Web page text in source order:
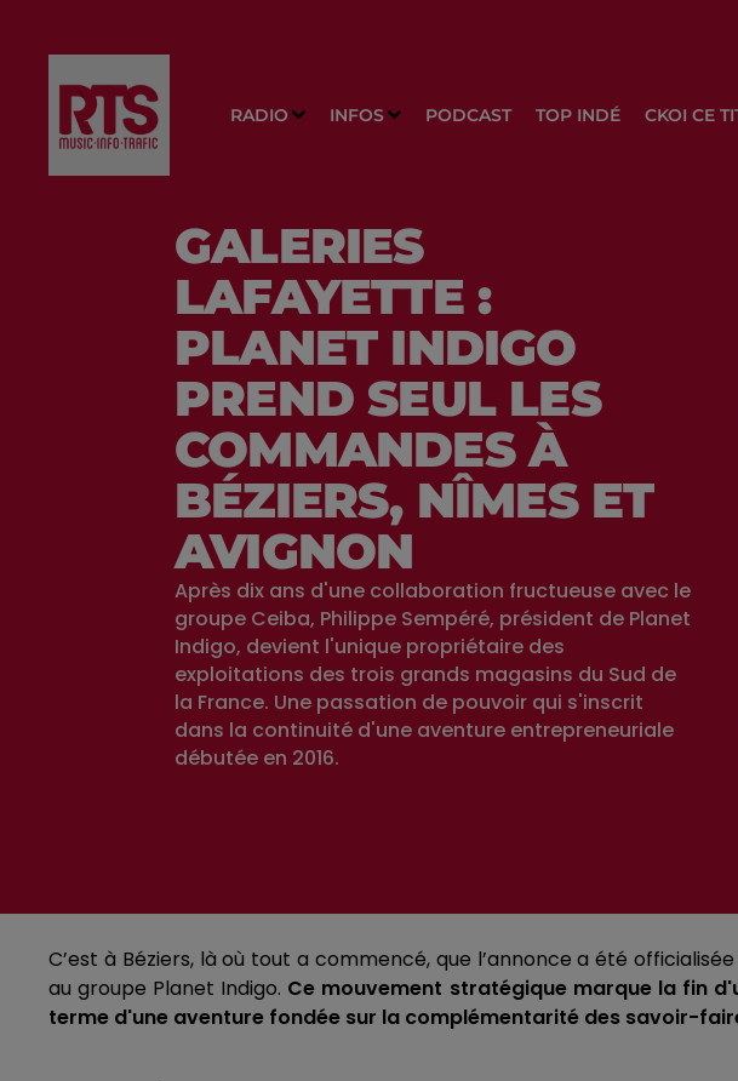
RADIO INFOS PODCAST TOP INDÉ CKOI CE
GALERIES
LAFAYETTE :
PLANET INDIGO
PREND SEUL LES
COMMANDES À
BÉZIERS, NÎMES ET
AVIGNON
Après dix ans d'une collaboration fructueuse avec le
groupe Ceiba, Philippe Sempéré, président de Planet
Indigo, devient l'unique propriétaire des
exploitations des trois grands magasins du Sud de
la France. Une passation de pouvoir qui s'inscrit
dans la continuité d'une aventure entrepreneuriale
débutée en 2016.
C’est à Béziers, là où tout a commencé, que l’annonce a été
au groupe Planet Indigo. Ce mouvement stratégique marque la fin
terme d'une aventure fondée sur la complémentarité des savoir-